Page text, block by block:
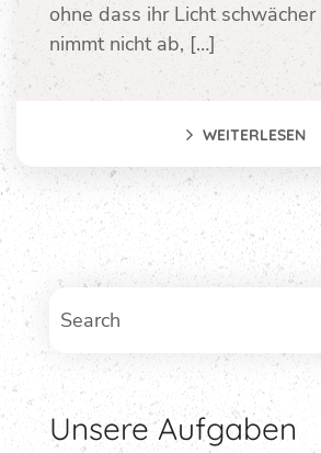
ohne dass ihr Licht
nimmt nicht ab, […]
WEITERLESEN
Unsere Aufgaben